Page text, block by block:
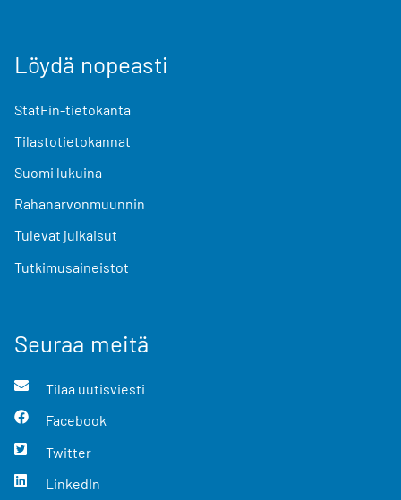
Löydä nopeasti
StatFin-tietokanta
Tilastotietokannat
Suomi lukuina
Rahanarvonmuunnin
Tulevat julkaisut
Tutkimusaineistot
Seuraa meitä
Tilaa uutisviesti
Facebook
Twitter
LinkedIn